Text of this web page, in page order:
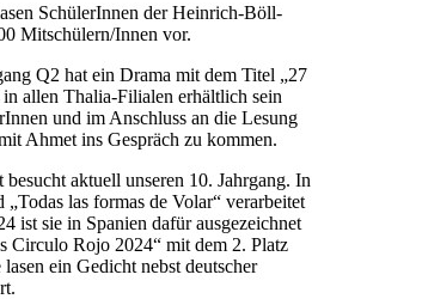
SchülerInnen der Heinrich-Böll-
Mitschülern/Innen vor.
Q2 hat ein Drama mit dem Titel „27
in allen Thalia-Filialen erhältlich sein
und im Anschluss an die Lesung
Ahmet ins Gespräch zu kommen.
aktuell unseren 10. Jahrgang. In
las formas de Volar“ verarbeitet
ist sie in Spanien dafür ausgezeichnet
Circulo Rojo 2024“ mit dem 2. Platz
ein Gedicht nebst deutscher